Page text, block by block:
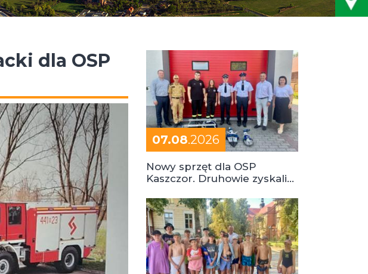
dla OSP
07.08.2026
Nowy sprzęt dla OSP
Kaszczor. Druhowie zyskali